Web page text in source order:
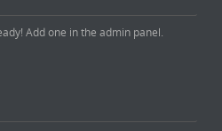
Add one in the admin panel.